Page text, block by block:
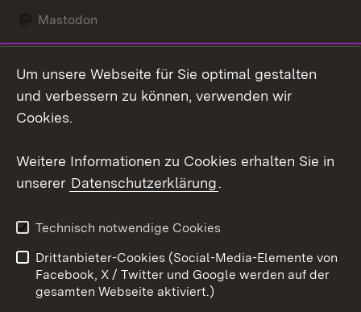
Mastodon
X / Twitter
Youtube
Kontakt
Datenschutz
Barrierefreiheit
Impressum Cookies
Um unsere Webseite für Sie optimal gestalten
und verbessern zu können, verwenden wir
Cookies.
Weitere Informationen zu Cookies erhalten Sie in
unserer Datenschutzerklärung.
Technisch notwendige Cookies
Drittanbieter-Cookies (Social-Media-Elemente von
Facebook, X / Twitter und Google werden auf der
gesamten Webseite aktiviert.)